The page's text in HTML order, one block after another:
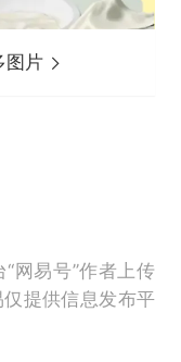
图片
网易号”作者上传
提供信息发布平